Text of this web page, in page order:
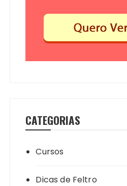
CATEGORIAS
Cursos
Dicas de Feltro